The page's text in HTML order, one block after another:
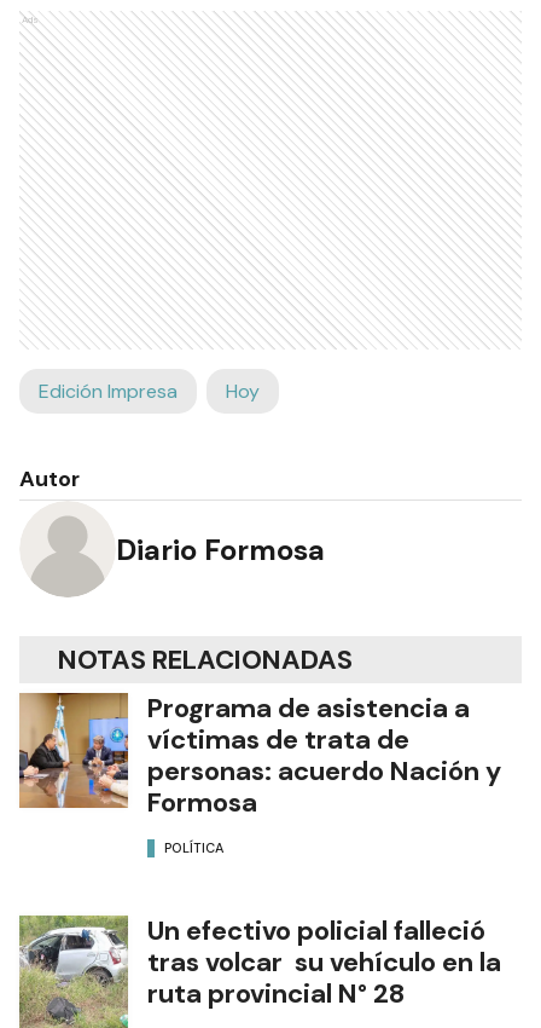
Ads
Edición Impresa Hoy
Autor
Diario Formosa
NOTAS RELACIONADAS
Programa de asistencia a
víctimas de trata de
personas: acuerdo Nación y
Formosa
POLÍTICA
Un efectivo policial falleció
tras volcar su vehículo en la
ruta provincial N° 28